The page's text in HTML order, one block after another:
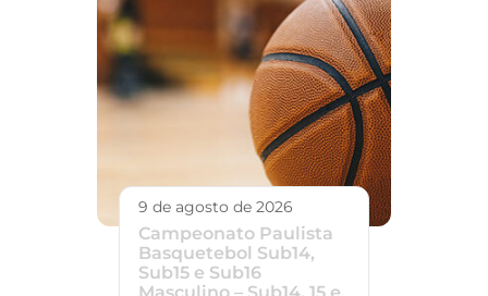
9 de agosto de 2026
Campeonato Paulista
Basquetebol Sub14,
Sub15 e Sub16